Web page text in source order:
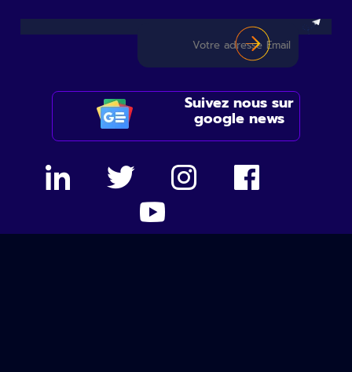
Suivez nous sur
google news